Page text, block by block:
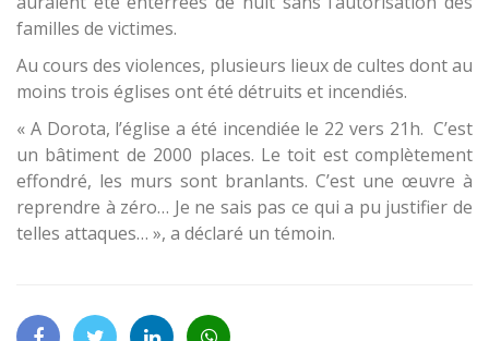
familles de victimes.
Au cours des violences, plusieurs lieux de cultes dont au
moins trois églises ont été détruits et incendiés.
« A Dorota, l’église a été incendiée le 22 vers 21h. C’est
un bâtiment de 2000 places. Le toit est complètement
effondré, les murs sont branlants. C’est une œuvre à
reprendre à zéro… Je ne sais pas ce qui a pu justifier de
telles attaques… », a déclaré un témoin.